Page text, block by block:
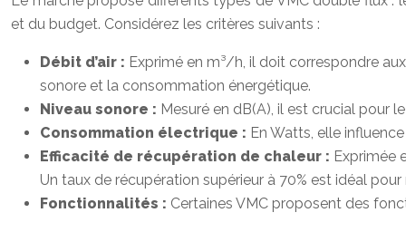
et du budget. Considérez les critères suivants :
Débit d’air : Exprimé en m³/h, il doit correspondre
sonore et la consommation énergétique.
Niveau sonore : Mesuré en dB(A), il est crucial pour
Consommation électrique : En Watts, elle
Efficacité de récupération de chaleur : Exprimée
Un taux de récupération supérieur à 70% est idéal
Fonctionnalités : Certaines VMC proposent des